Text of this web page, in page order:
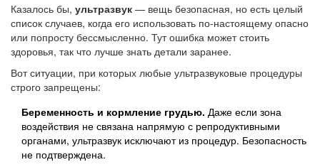
Казалось бы, ультразвук — вещь безопасная, но есть целый
список случаев, когда его использовать по-настоящему опасно
или попросту бессмысленно. Тут ошибка может стоить
здоровья, так что лучше знать детали заранее.
Вот ситуации, при которых любые ультразвуковые процедуры
строго запрещены:
Беременность и кормление грудью. Даже если зона
воздействия не связана напрямую с репродуктивными
органами, ультразвук исключают из процедур. Безопасность
не подтверждена.